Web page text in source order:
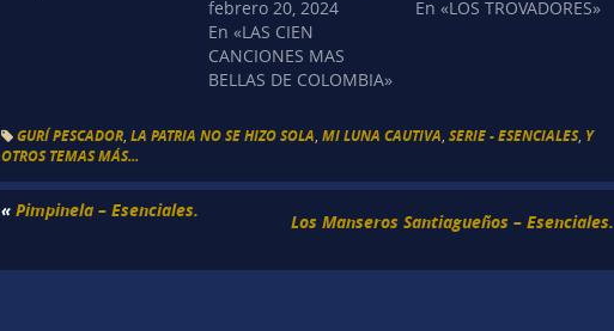
febrero 20, 2024
En «LAS CIEN
CANCIONES MAS
BELLAS DE COLOMBIA»
En «LOS TROVADORES»
GURÍ PESCADOR ,LA PATRIA NO SE HIZO SOLA ,MI LUNA CAUTIVA ,SERIE - ESENCIALES, Y
OTROS TEMAS MÁS...
«Pimpinela – Esenciales.
Los Manseros Santiagueños – Esenciales.